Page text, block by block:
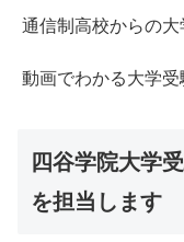
通信制高校からの大
動画でわかる大学受
四谷学院大学
を担当します